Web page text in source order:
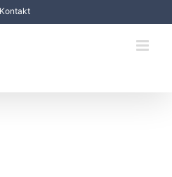
Kontakt